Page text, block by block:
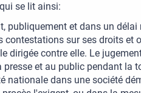
se lit ainsi:
publiquement et dans un délai
contestations sur ses droits et
dirigée contre elle. Le
et au public pendant la
nationale dans une société